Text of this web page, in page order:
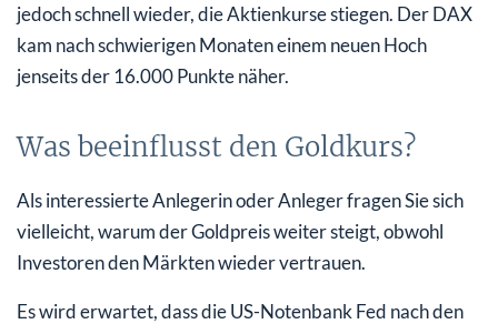
jedoch schnell wieder, die Aktienkurse stiegen. Der DAX
kam nach schwierigen Monaten einem neuen Hoch
jenseits der 16.000 Punkte näher.
Was beeinflusst den Goldkurs?
Als interessierte Anlegerin oder Anleger fragen Sie sich
vielleicht, warum der Goldpreis weiter steigt, obwohl
Investoren den Märkten wieder vertrauen.
Es wird erwartet, dass die US-Notenbank Fed nach den